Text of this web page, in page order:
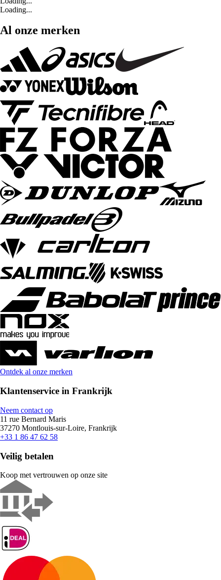
Loading...
Al onze merken
Ontdek al onze merken
Klantenservice in Frankrijk
Neem contact op
11 rue Bernard Maris
37270 Montlouis-sur-Loire, Frankrijk
+33 1 86 47 62 58
Veilig betalen
Koop met vertrouwen op onze site